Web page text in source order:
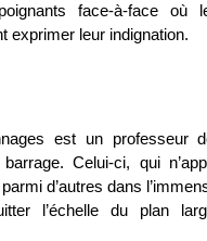
face-à-face où
exprimer leur indignation.
est un professeur
Celui-ci, qui
d’autres dans
l’échelle du plan